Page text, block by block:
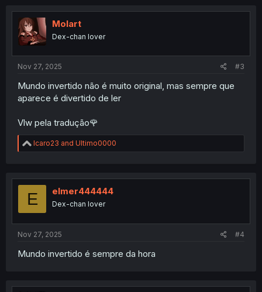
Molart
Dex-chan lover
Nov 27, 2025 #3
Mundo invertido não é muito original, mas sempre que
aparece é divertido de ler
Vlw pela tradução🌹
R
e
t
o
Icaro23 and Ultimo0000
E elmer444444
Dex-chan lover
Nov 27, 2025 #4
Mundo invertido é sempre da hora